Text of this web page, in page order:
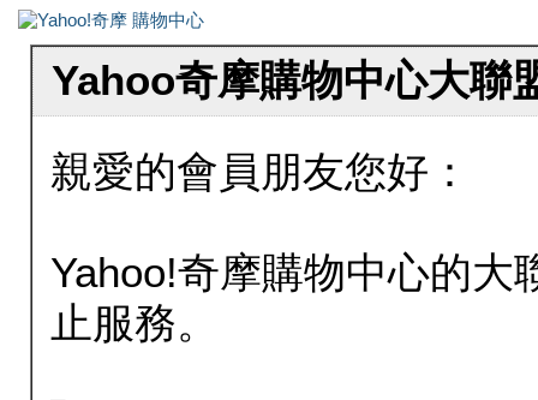
Yahoo奇摩購物中心大聯
親愛的會員朋友您好：
Yahoo!奇摩購物中心的大
止服務。